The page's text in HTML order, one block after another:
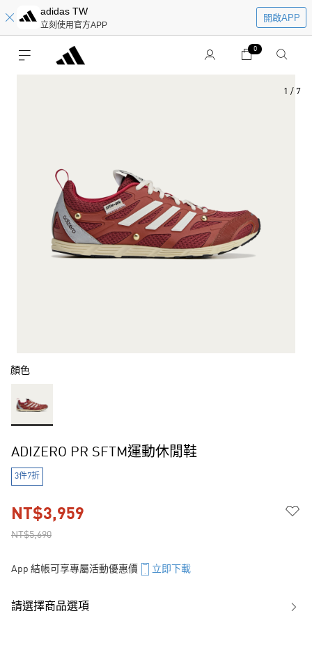
adidas TW
立刻使用官方APP
開啟APP
0
1 / 7
顏色
ADIZERO PR SFTM運動休閒鞋
3件7折
NT$5,690
NT$3,959
App 結帳可享專屬活動優惠價 立即下載
請選擇商品選項